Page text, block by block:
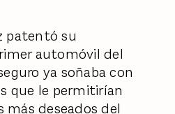
patentó su
automóvil del
ya soñaba con
que le permitirían
más deseados del